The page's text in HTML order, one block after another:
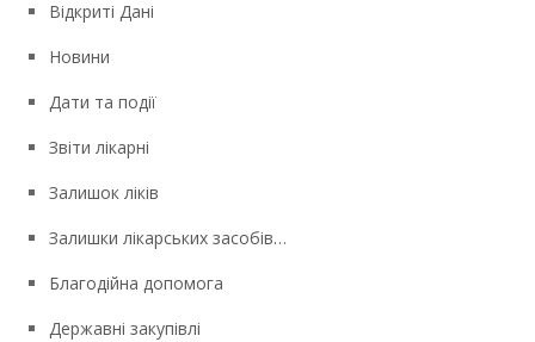
Відкриті Дані
Новини
Дати та події
Звіти лікарні
Залишок ліків
Залишки лікарських засобів…
Благодійна допомога
Державні закупівлі